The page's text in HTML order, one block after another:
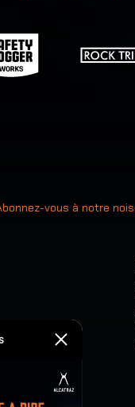
vous à notre